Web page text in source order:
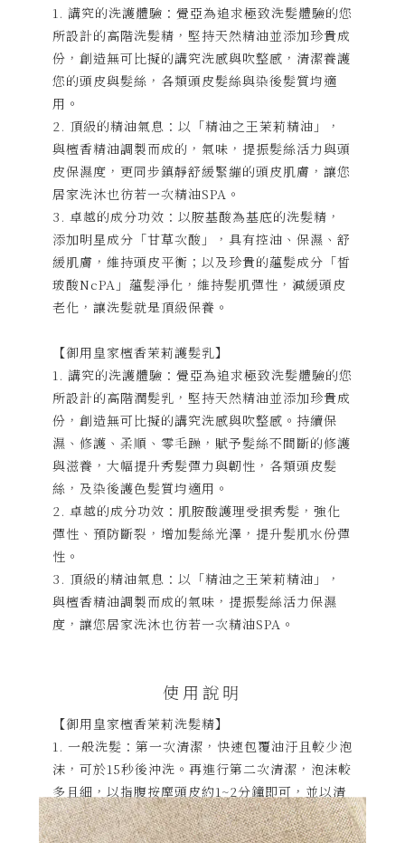
1. 講究的洗護體驗：覺亞為追求極致洗髮體驗的您
所設計的高階洗髮精，堅持天然精油並添加珍貴成
份，創造無可比擬的講究洗感與吹整感，清潔養護
您的頭皮與髮絲，各類頭皮髮絲與染後髮質均適
用。
2. 頂級的精油氣息：以「精油之王茉莉精油」，
與檀香精油調製而成的，氣味，提振髮絲活力與頭
皮保濕度，更同步鎮靜舒緩緊繃的頭皮肌膚，讓您
居家洗沐也彷若一次精油SPA。
3. 卓越的成分功效：以胺基酸為基底的洗髮精，
添加明星成分「甘草次酸」，具有控油、保濕、舒
緩肌膚，維持頭皮平衡；以及珍貴的蘊髮成分「皙
玻酸NcPA」蘊髮淨化，維持髮肌彈性，減緩頭皮
老化，讓洗髮就是頂級保養。
【御用皇家檀香茉莉護髮乳】
1. 講究的洗護體驗：覺亞為追求極致洗髮體驗的您
所設計的高階潤髮乳，堅持天然精油並添加珍貴成
份，創造無可比擬的講究洗感與吹整感。持續保
濕、修護、柔順、零毛躁，賦予髮絲不間斷的修護
與滋養，大幅提升秀髮彈力與韌性，各類頭皮髮
絲，及染後護色髮質均適用。
2. 卓越的成分功效：肌胺酸護理受損秀髮，強化
彈性、預防斷裂，增加髮絲光澤，提升髮肌水份彈
性。
3. 頂級的精油氣息：以「精油之王茉莉精油」，
與檀香精油調製而成的氣味，提振髮絲活力保濕
度，讓您居家洗沐也彷若一次精油SPA。
使用說明
【御用皇家檀香茉莉洗髮精】
1. 一般洗髮：第一次清潔，快速包覆油汙且較少泡
沫，可於15秒後沖洗。再進行第二次清潔，泡沫較
多且細，以指腹按摩頭皮約1~2分鐘即可，並以清
水沖洗乾淨。